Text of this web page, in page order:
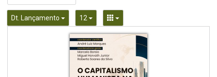
Dt. Lançamento Toggle Dropdown
12 Toggle DropdownToggle Dropdown